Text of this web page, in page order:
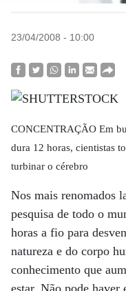
23/04/2008 - 10:00
CONCENTRAÇÃO Em
dura 12 horas, cientistas
turbinar o cérebro
Nos mais renomados
pesquisa de todo o
horas a fio para
natureza e do corpo
conhecimento que